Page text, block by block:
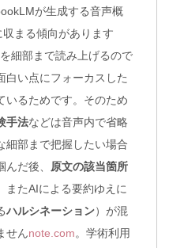
が生成する音声概
収まる傾向があります
細部まで読み上げるので
白い点にフォーカスした
いるためです。そのため
手法などは音声内で省略
細部まで把握したい場合
だ後、
原文の該当箇所
またAIによる要約ゆえに
ハルシネーション）が混
せんnote.com。学術利用